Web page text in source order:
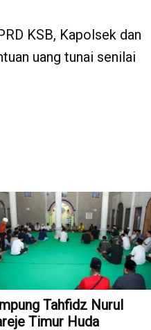
KSB, Kapolsek dan
uang tunai senilai
Tahfidz Nurul
Timur Huda